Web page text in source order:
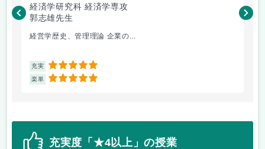
経済学研究科 経済学専攻
郭志雄先生
経営学歴史、管理理論 企業の...
充実 5
楽単 5
授
充実度「★4以上」の授業